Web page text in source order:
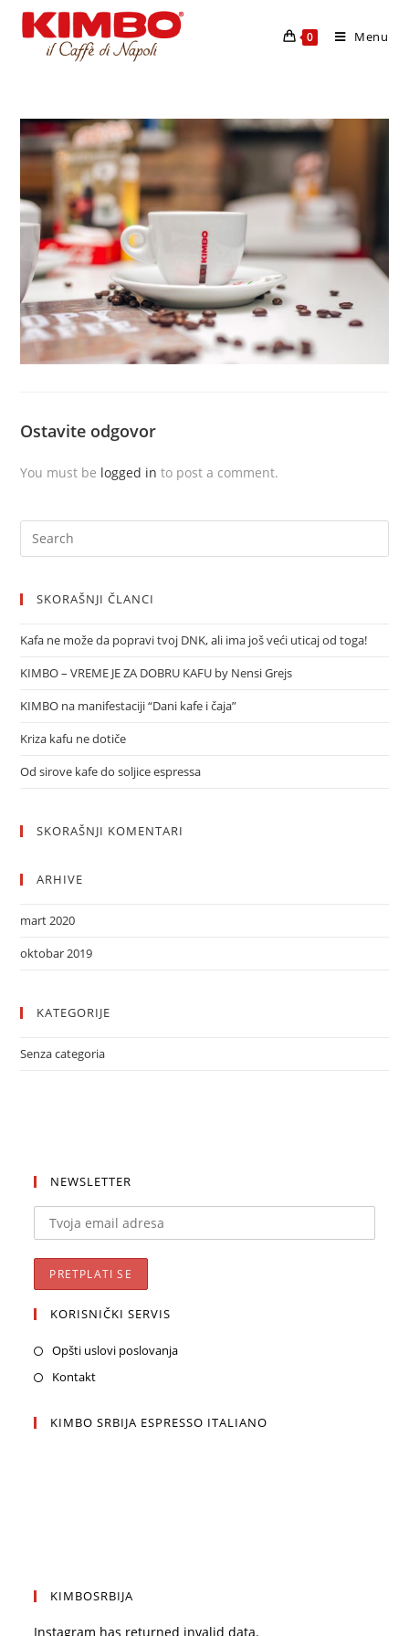
0 Menu
Ostavite odgovor
You must be logged in to post a comment.
SKORAŠNJI ČLANCI
Kafa ne može da popravi tvoj DNK, ali ima još veći uticaj od toga!
KIMBO – VREME JE ZA DOBRU KAFU by Nensi Grejs
KIMBO na manifestaciji “Dani kafe i čaja”
Kriza kafu ne dotiče
Od sirove kafe do soljice espressa
SKORAŠNJI KOMENTARI
ARHIVE
mart 2020
oktobar 2019
KATEGORIJE
Senza categoria
NEWSLETTER
KORISNIČKI SERVIS
Opšti uslovi poslovanja
Kontakt
KIMBO SRBIJA ESPRESSO ITALIANO
KIMBOSRBIJA
Instagram has returned invalid data.